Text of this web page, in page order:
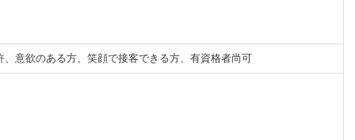
欲のある方、笑顔で接客できる方、有資格者尚可